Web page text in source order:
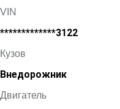
VIN
*************3122
Кузов
Внедорожник
Двигатель